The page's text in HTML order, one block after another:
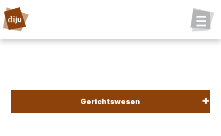
Gerichtswesen